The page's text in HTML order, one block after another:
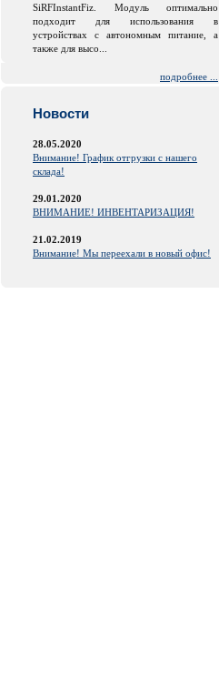
SiRFInstantFiz. Модуль оптимально
подходит для использования в
устройствах с автономным питание, а
также для высо...
подробнее ...
Новости
28.05.2020
Внимание! График отгрузки с нашего
склада!
29.01.2020
ВНИМАНИЕ! ИНВЕНТАРИЗАЦИЯ!
21.02.2019
Внимание! Мы переехали в новый офис!